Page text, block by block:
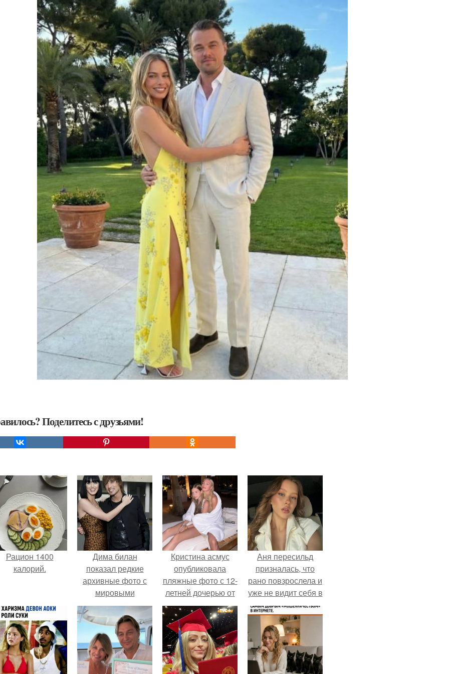
Поделитесь с друзьями!
Рацион 1400
калорий.
Дима билан
показал редкие
архивные фото с
мировыми
звёздами.
Кристина асмус
опубликовала
пляжные фото с 12-
летней дочерью от
Гарика Харламова.
Аня пересильд
призналась, что
рано повзрослела и
уже не видит себя в
школе.